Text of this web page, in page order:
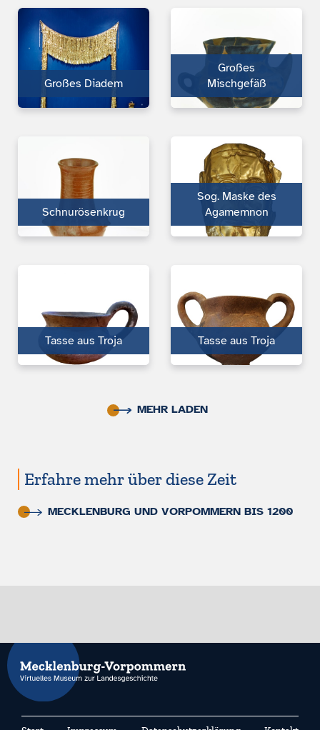
Großes Diadem
Großes
Mischgefäß
Schnurösenkrug
Sog. Maske des
Agamemnon
Tasse aus Troja Tasse aus Troja
MEHR LADEN
Erfahre mehr über diese Zeit
MECKLENBURG UND VORPOMMERN BIS 1200